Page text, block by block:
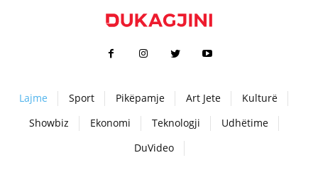
Lajme Sport Pikëpamje Art Jete
Kulturë
Showbiz
Ekonomi Teknologji
Udhëtime
DuVideo